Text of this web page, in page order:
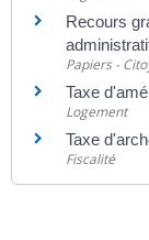
Recours
Papiers -
Taxe
Logement
Taxe
Fiscalité